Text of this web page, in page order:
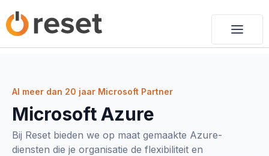
Al meer dan 20 jaar Microsoft Partner
Microsoft Azure
Bij Reset bieden we op maat gemaakte Azure-
diensten die je organisatie de flexibiliteit en